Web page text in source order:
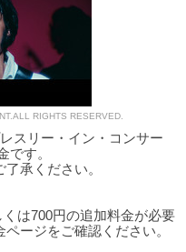
RIGHTS RESERVED.
スリー・イン・コンサー
です。
承ください。
は700円の追加料金が必要
ージをご確認ください。